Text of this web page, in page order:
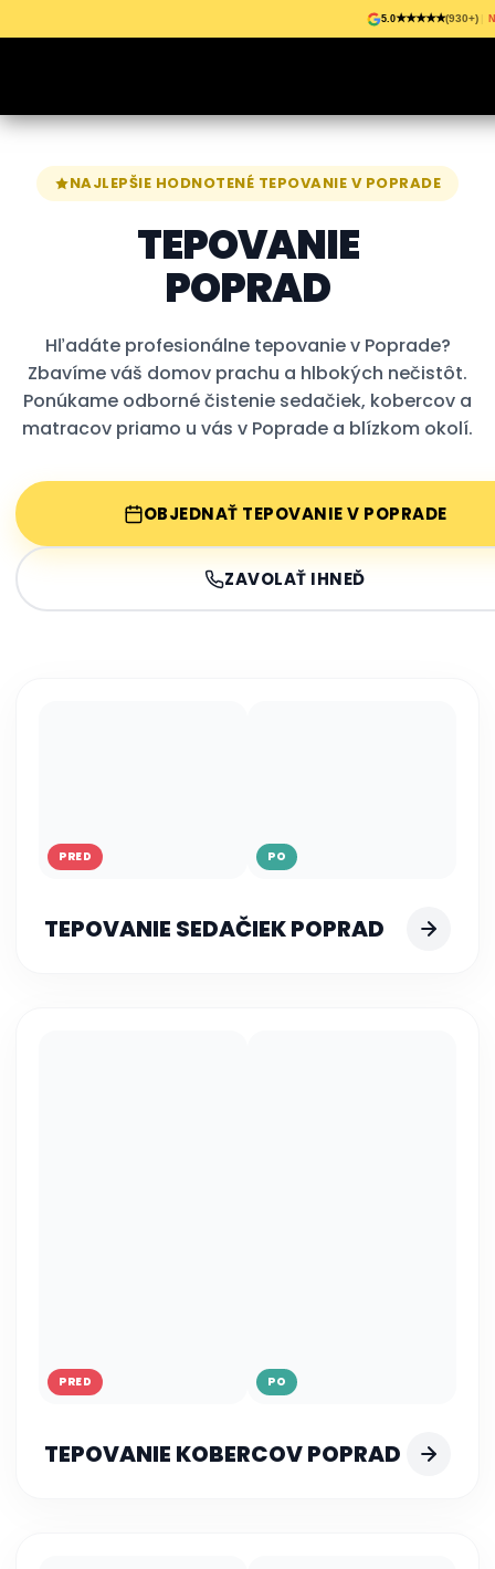
5.0★★★★★(930+)
NAJLEPŠIE HODNOTENÉ TEPOVANIE V POPRADE
TEPOVANIE
POPRAD
Hľadáte profesionálne tepovanie v Poprade?
Zbavíme váš domov prachu a hlbokých nečistôt.
Ponúkame odborné čistenie sedačiek, kobercov a
matracov priamo u vás v Poprade a blízkom okolí.
OBJEDNAŤ TEPOVANIE V POPRADE
ZAVOLAŤ IHNEĎ
PRED PO
TEPOVANIE SEDAČIEK POPRAD
PRED PO
TEPOVANIE KOBERCOV POPRAD